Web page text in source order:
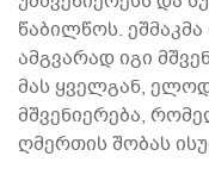
წაბილწოს.
ამგვარად იგი
მას ყველგან,
მშვენიერება,
ღმერთის შობას